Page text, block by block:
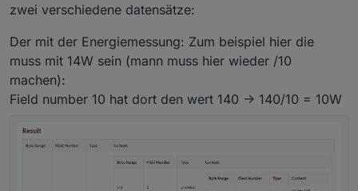
zwei verschiedene datensätze:
Der mit der Energiemessung: Zum beispiel hier die
muss mit 14W sein (mann muss hier wieder /10
machen):
Field number 10 hat dort den wert 140 -> 140/10 = 10W